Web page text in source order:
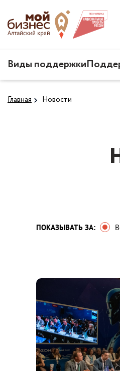
Виды поддержки
Главная Новости
ПОКАЗЫВАТЬ ЗА: